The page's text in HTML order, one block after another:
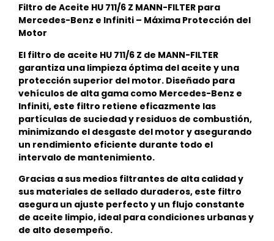
Filtro de Aceite HU 711/6 Z MANN-FILTER para
Mercedes-Benz e Infiniti – Máxima Protección del
Motor
El filtro de aceite HU 711/6 Z de MANN-FILTER
garantiza una limpieza óptima del aceite y una
protección superior del motor. Diseñado para
vehículos de alta gama como Mercedes-Benz e
Infiniti, este filtro retiene eficazmente las
partículas de suciedad y residuos de combustión,
minimizando el desgaste del motor y asegurando
un rendimiento eficiente durante todo el
intervalo de mantenimiento.
Gracias a sus medios filtrantes de alta calidad y
sus materiales de sellado duraderos, este filtro
asegura un ajuste perfecto y un flujo constante
de aceite limpio, ideal para condiciones urbanas y
de alto desempeño.